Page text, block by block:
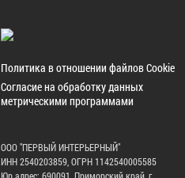
Политика в отношении файлов Cookie
Согласие на обработку данных
метрическими программами
ООО "ПЕРВЫЙ ИНТЕРЬЕРНЫЙ"
ИНН 2540203859, ОГРН 1142540005585